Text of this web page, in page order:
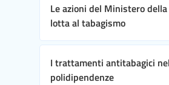
Le azioni del Ministero
lotta al tabagismo
I trattamenti antitabagici
polidipendenze